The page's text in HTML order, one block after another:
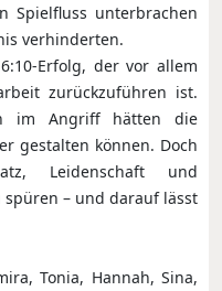
Spielfluss unterbrachen
verhinderten.
Erfolg, der vor allem
zurückzuführen ist.
im Angriff hätten die
gestalten können. Doch
Leidenschaft und
– und darauf lässt
Tonia, Hannah, Sina,